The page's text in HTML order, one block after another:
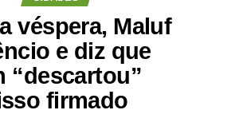
véspera, Maluf
e diz que
“descartou”
firmado